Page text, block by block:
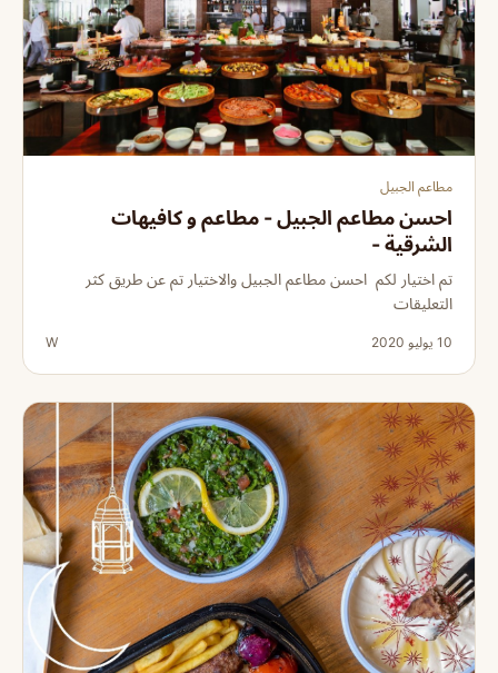
مطاعم الجبيل
احسن مطاعم الجبيل - مطاعم و كافيهات
الشرقية -
تم اختيار لكم احسن مطاعم الجبيل والاختيار تم عن طريق كثر
التعليقات
10 يوليو 2020 W